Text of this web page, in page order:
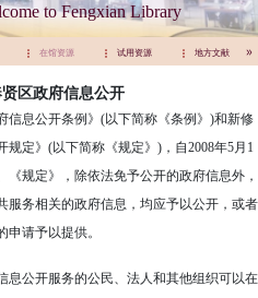
to Fengxian Library
在馆资源 试用资源 地方文献
贤区政府信息公开
息公开条例》(以下简称《条例》)和新修
规定》(以下简称《规定》)，自2008年5月1
《规定》，除依法免予公开的政府信息外，
服务相关的政府信息，均应予以公开，或者
请予以提供。
公开服务的公民、法人和其他组织可以在